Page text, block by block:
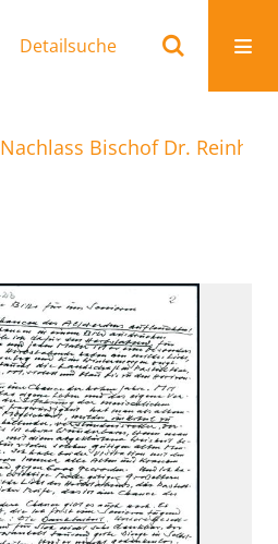
Detailsuche
Nachlass Bischof Dr.